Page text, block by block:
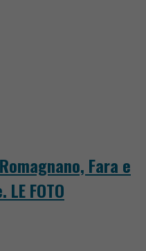
Fara e
FOTO